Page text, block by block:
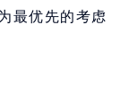
最优先的考虑